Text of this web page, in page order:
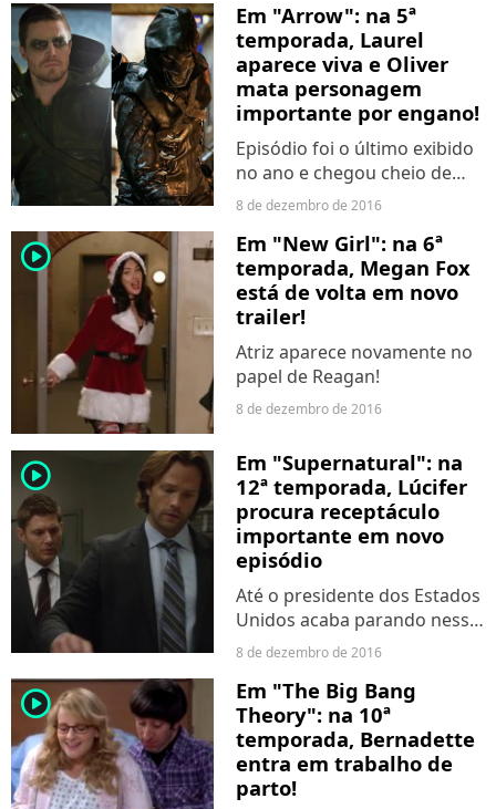
Em "Arrow": na 5ª
temporada, Laurel
aparece viva e Oliver
mata personagem
importante por engano!
Episódio foi o último exibido
no ano e chegou cheio de
reviravoltas.
8 de dezembro de 2016
player2
Em "New Girl": na 6ª
temporada, Megan Fox
está de volta em novo
trailer!
Atriz aparece novamente no
papel de Reagan!
8 de dezembro de 2016
player2
Em "Supernatural": na
12ª temporada, Lúcifer
procura receptáculo
importante em novo
episódio
Até o presidente dos Estados
Unidos acaba parando nessa
furada!
8 de dezembro de 2016
player2
Em "The Big Bang
Theory": na 10ª
temporada, Bernadette
entra em trabalho de
parto!